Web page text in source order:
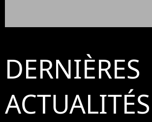
DERNIÈRES
ACTUALITÉS